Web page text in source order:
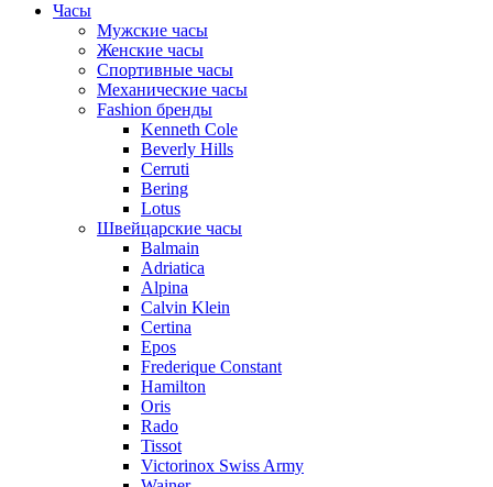
Часы
Мужские часы
Женские часы
Спортивные часы
Механические часы
Fashion бренды
Kenneth Cole
Beverly Hills
Cerruti
Bering
Lotus
Швейцарские часы
Balmain
Adriatica
Alpina
Calvin Klein
Certina
Epos
Frederique Constant
Hamilton
Oris
Rado
Tissot
Victorinox Swiss Army